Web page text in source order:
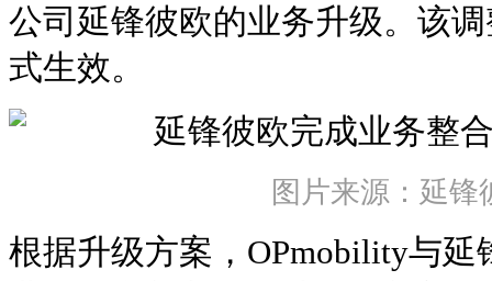
公司延锋彼欧的业务升级。该
式生效。
图片来源：延锋
根据升级方案，OPmobility与